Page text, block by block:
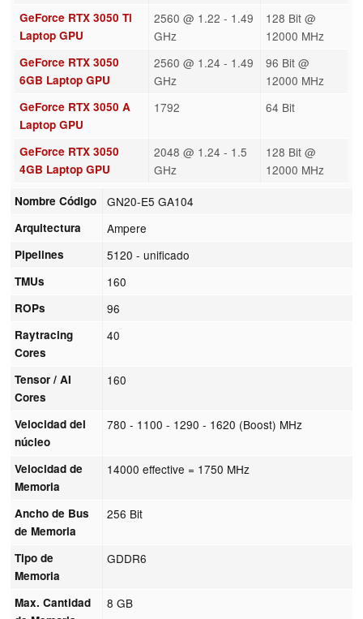
GeForce RTX 3050 Ti
Laptop GPU
2560 @ 1.22 - 1.49
GHz
128 Bit @
12000 MHz
GeForce RTX 3050
6GB Laptop GPU
2560 @ 1.24 - 1.49
GHz
96 Bit @
12000 MHz
GeForce RTX 3050 A
Laptop GPU
1792 64 Bit
GeForce RTX 3050
4GB Laptop GPU
2048 @ 1.24 - 1.5
GHz
128 Bit @
12000 MHz
Nombre Código GN20-E5 GA104
Arquitectura Ampere
Pipelines 5120 - unificado
TMUs 160
ROPs 96
Raytracing
Cores
40
Tensor / AI
Cores
160
Velocidad del
núcleo
780 - 1100 - 1290 - 1620 (Boost) MHz
Velocidad de
Memoria
14000 effective = 1750 MHz
Ancho de Bus
de Memoria
256 Bit
Tipo de
Memoria
GDDR6
Max. Cantidad
8 GB